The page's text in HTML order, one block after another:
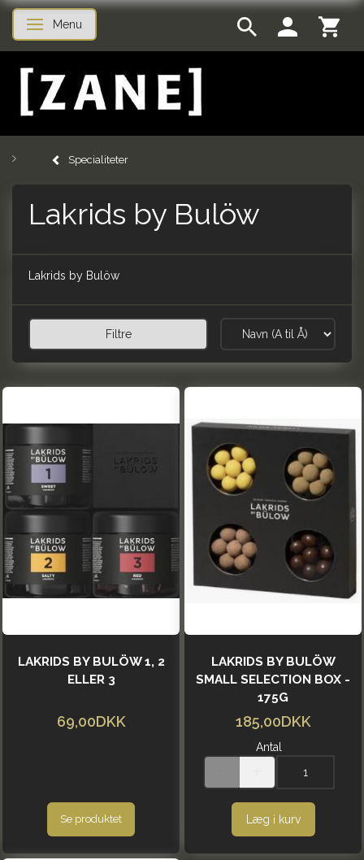
Skifte navigation
Menu
Specialiteter
Lakrids by Bulöw
Lakrids by Bulöw
Filtre
LAKRIDS BY BULÖW 1, 2
ELLER 3
69,00DKK
Se produktet
LAKRIDS BY BULÖW
SMALL SELECTION BOX -
175G
185,00DKK
Antal
Læg i kurv